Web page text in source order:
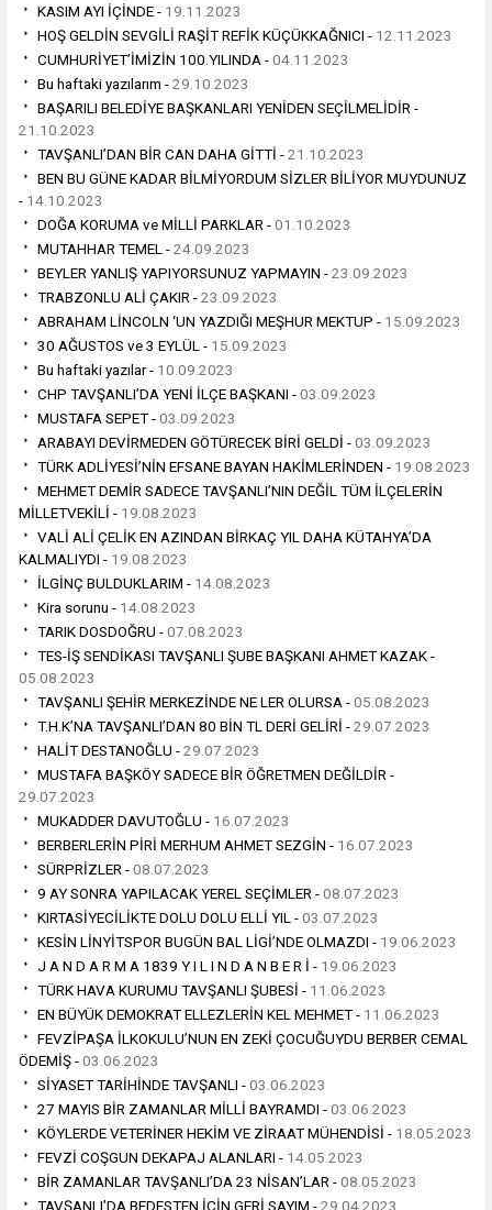
KASIM AYI İÇİNDE - 19.11.2023
HOŞ GELDİN SEVGİLİ RAŞİT REFİK KÜÇÜKKAĞNICI - 12.11.2023
CUMHURİYET’İMİZİN 100.YILINDA -04.11.2023
Bu haftaki yazılarım -29.10.2023
BAŞARILI BELEDİYE BAŞKANLARI YENİDEN SEÇİLMELİDİR -
21.10.2023
TAVŞANLI’DAN BİR CAN DAHA GİTTİ -21.10.2023
BEN BU GÜNE KADAR BİLMİYORDUM SİZLER BİLİYOR MUYDUNUZ
- 14.10.2023
DOĞA KORUMA ve MİLLİ PARKLAR -01.10.2023
MUTAHHAR TEMEL -24.09.2023
BEYLER YANLIŞ YAPIYORSUNUZ YAPMAYIN -23.09.2023
TRABZONLU ALİ ÇAKIR -23.09.2023
ABRAHAM LİNCOLN ‘UN YAZDIĞI MEŞHUR MEKTUP - 15.09.2023
30 AĞUSTOS ve 3 EYLÜL - 15.09.2023
Bu haftaki yazılar - 10.09.2023
CHP TAVŞANLI’DA YENİ İLÇE BAŞKANI -03.09.2023
MUSTAFA SEPET -03.09.2023
ARABAYI DEVİRMEDEN GÖTÜRECEK BİRİ GELDİ -03.09.2023
TÜRK ADLİYESİ’NİN EFSANE BAYAN HAKİMLERİNDEN - 19.08.2023
MEHMET DEMİR SADECE TAVŞANLI’NIN DEĞİL TÜM İLÇELERİN
MİLLETVEKİLİ - 19.08.2023
VALİ ALİ ÇELİK EN AZINDAN BİRKAÇ YIL DAHA KÜTAHYA’DA
KALMALIYDI - 19.08.2023
İLGİNÇ BULDUKLARIM - 14.08.2023
Kira sorunu - 14.08.2023
TARIK DOSDOĞRU -07.08.2023
TES-İŞ SENDİKASI TAVŞANLI ŞUBE BAŞKANI AHMET KAZAK -
05.08.2023
TAVŞANLI ŞEHİR MERKEZİNDE NE LER OLURSA -05.08.2023
T.H.K’NA TAVŞANLI’DAN 80 BİN TL DERİ GELİRİ -29.07.2023
HALİT DESTANOĞLU -29.07.2023
MUSTAFA BAŞKÖY SADECE BİR ÖĞRETMEN DEĞİLDİR -
29.07.2023
MUKADDER DAVUTOĞLU - 16.07.2023
BERBERLERİN PİRİ MERHUM AHMET SEZGİN - 16.07.2023
SÜRPRİZLER -08.07.2023
9 AY SONRA YAPILACAK YEREL SEÇİMLER -08.07.2023
KIRTASİYECİLİKTE DOLU DOLU ELLİ YIL -03.07.2023
KESİN LİNYİTSPOR BUGÜN BAL LİGİ’NDE OLMAZDI - 19.06.2023
J A N D A R M A 1839 Y I L I N D A N B E R İ - 19.06.2023
TÜRK HAVA KURUMU TAVŞANLI ŞUBESİ - 11.06.2023
EN BÜYÜK DEMOKRAT ELLEZLERİN KEL MEHMET - 11.06.2023
FEVZİPAŞA İLKOKULU’NUN EN ZEKİ ÇOCUĞUYDU BERBER CEMAL
ÖDEMİŞ -03.06.2023
SİYASET TARİHİNDE TAVŞANLI -03.06.2023
27 MAYIS BİR ZAMANLAR MİLLİ BAYRAMDI -03.06.2023
KÖYLERDE VETERİNER HEKİM VE ZİRAAT MÜHENDİSİ - 18.05.2023
FEVZİ COŞGUN DEKAPAJ ALANLARI - 14.05.2023
BİR ZAMANLAR TAVŞANLI’DA 23 NİSAN’LAR -08.05.2023
TAVŞANLI’DA BEDESTEN İÇİN GERİ SAYIM -29.04.2023